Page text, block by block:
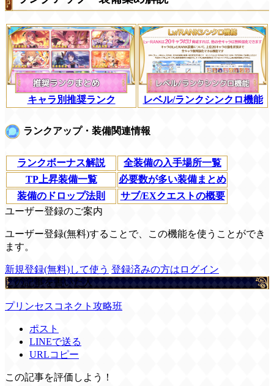
キャラ別推奨ランク レベル/ランクシンクロ機能
ランクアップ・装備関連情報
ランクボーナス解説
全装備の入手場所一覧
TP上昇装備一覧
必要数が多い装備まとめ
装備のドロップ法則
サブ/EXクエストの概要
ユーザー登録のご案内
ユーザー登録(無料)することで、この機能を使うことができ
ます。
新規登録(無料)して使う 登録済みの方はログイン
この記事を書いた人
プリンセスコネクト攻略班
ポスト
LINEで送る
URLコピー
この記事を評価しよう！